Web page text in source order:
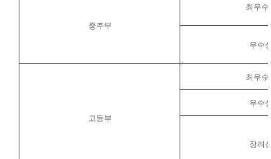
중주부
최우수
우수
고등부
최우수
우수
장려